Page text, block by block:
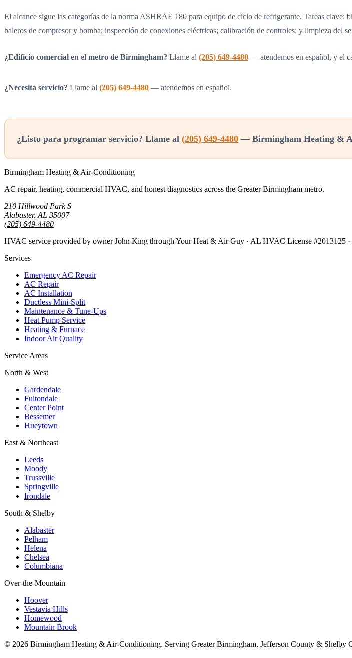
El alcance sigue las categorías de la norma ASHRAE 180 para equipo de ciclo de refrigerante. Tareas
baleros de compresor y bomba; inspección de conexiones eléctricas; calibración de controles; y limpieza del
¿Edificio comercial en el metro de Birmingham? Llame al (205) 649-4480 — atendemos en español, y el
¿Necesita servicio? Llame al (205) 649-4480 — atendemos en español.
¿Listo para programar servicio? Llame al (205) 649-4480 — Birmingham Heating &
Birmingham Heating & Air-Conditioning
AC repair, heating, commercial HVAC, and honest diagnostics across the Greater Birmingham metro.
210 Hillwood Park S
Alabaster, AL 35007
(205) 649-4480
HVAC service provided by owner John King through Your Heat & Air Guy · AL HVAC License #2013125 ·
Services
Emergency AC Repair
AC Repair
AC Installation
Ductless Mini-Split
Maintenance & Tune-Ups
Heat Pump Service
Heating & Furnace
Indoor Air Quality
Service Areas
North & West
Gardendale
Fultondale
Center Point
Bessemer
Hueytown
East & Northeast
Leeds
Moody
Trussville
Springville
Irondale
South & Shelby
Alabaster
Pelham
Helena
Chelsea
Columbiana
Over-the-Mountain
Hoover
Vestavia Hills
Homewood
Mountain Brook
© 2026 Birmingham Heating & Air-Conditioning. Serving Greater Birmingham, Jefferson County & Shelby